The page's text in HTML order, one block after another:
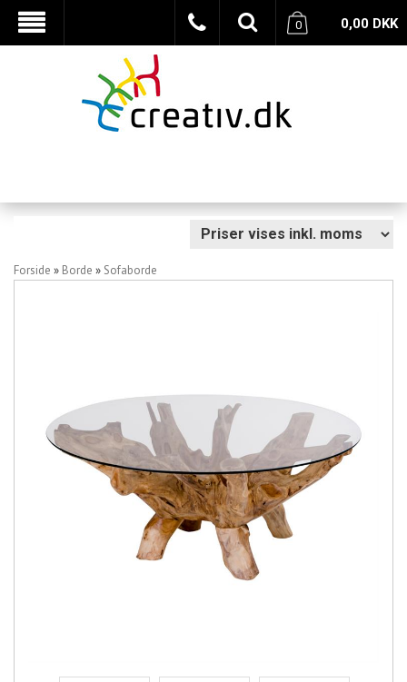
0,00 DKK
0
Forside » Borde » Sofaborde